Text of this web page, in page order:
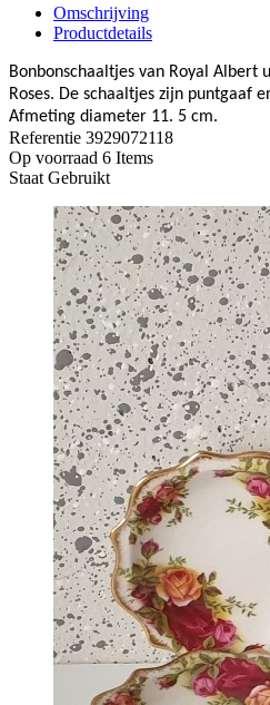
Omschrijving
Productdetails
Bonbonschaaltjes van Royal Albert
Roses. De schaaltjes zijn puntgaaf
Afmeting diameter 11. 5 cm.
Referentie 3929072118
Op voorraad 6 Items
StaatGebruikt